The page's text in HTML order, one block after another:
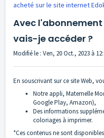
acheté sur le site internet
Avec
vais-je accéder ?
Modifié le : Ven, 20 Oct., 2023 à
En souscrivant sur ce site Web,
Notre appli, Maternelle
Google Play, Amazon),
Des informations
coloriages à imprimer.
*Ces contenus ne sont